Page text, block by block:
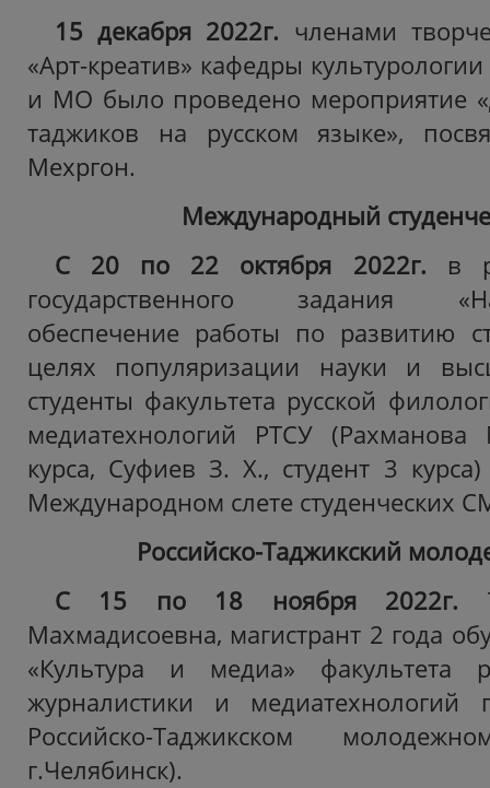
15 декабря 2022г. членами
«Арт-креатив» кафедры
и МО было проведено мероприятие
таджиков на русском языке»,
Мехргон.
Международный
С 20 по 22 октября 2022г. в
государственного задания
обеспечение работы по развитию
целях популяризации науки и
студенты факультета русской
медиатехнологий РТСУ
курса, Суфиев З. Х., студент 3
Международном слете студенческих
Российско-Таджикский
С 15 по 18 ноября 2022г.
Махмадисоевна, магистрант 2 года
«Культура и медиа» факультета
журналистики и медиатехнологий
Российско-Таджикском
г.Челябинск).